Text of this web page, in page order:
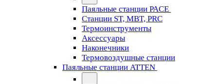
Паяльные станции PACE
Станции ST, MBT, PRC
Термоинструменты
Аксессуары
Наконечники
Термовоздушные станции
Паяльные станции ATTEN